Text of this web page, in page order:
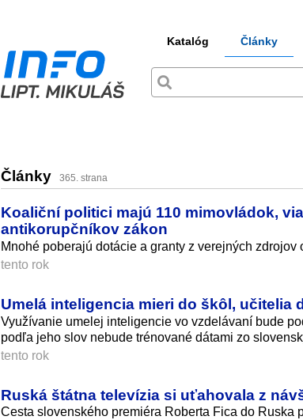
Katalóg Články
Články 365. strana
Koaliční politici majú 110 mimovládok,
antikorupčníkov zákon
Mnohé poberajú dotácie a granty z verejných
tento rok
Umelá inteligencia mieri do škôl, učitelia
Využívanie umelej inteligencie vo vzdelávaní bude
podľa jeho slov nebude trénované dátami zo
tento rok
Ruská štátna televízia si uťahovala z
Cesta slovenského premiéra Roberta Fica do